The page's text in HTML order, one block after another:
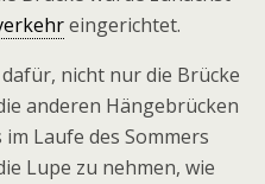
eingerichtet.
nicht nur die Brücke
anderen Hängebrücken
Laufe des Sommers
Lupe zu nehmen, wie